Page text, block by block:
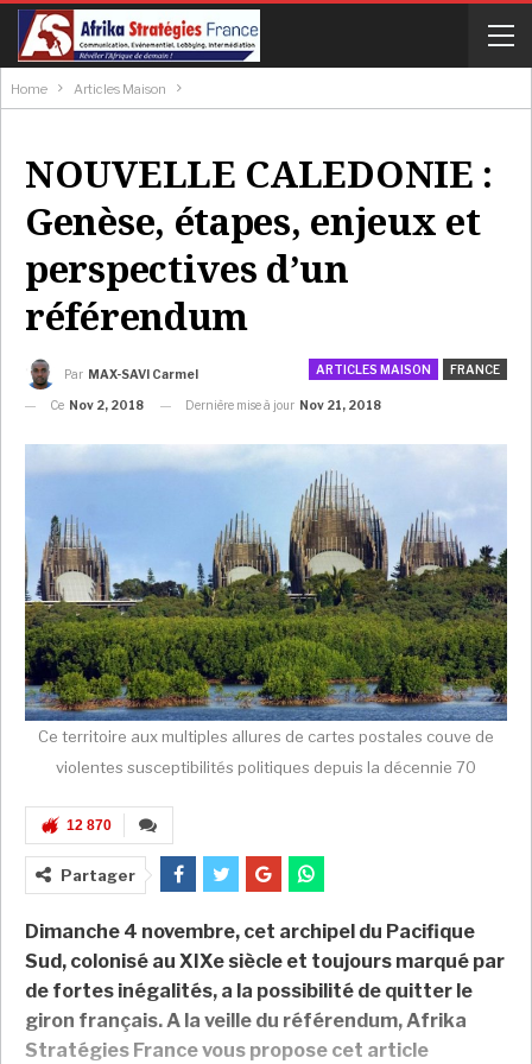
Home Articles Maison
NOUVELLE CALEDONIE :
Genèse, étapes, enjeux et
perspectives d’un
référendum
ARTICLES MAISON FRANCE
Par MAX-SAVI Carmel
Ce Nov 2, 2018 Dernière mise à jour Nov 21, 2018
Ce territoire aux multiples allures de cartes postales couve de
violentes susceptibilités politiques depuis la décennie 70
12 870
Partager
Dimanche 4 novembre, cet archipel du Pacifique
Sud, colonisé au XIXe siècle et toujours marqué par
de fortes inégalités, a la possibilité de quitter le
giron français. A la veille du référendum, Afrika
Stratégies France vous propose cet article